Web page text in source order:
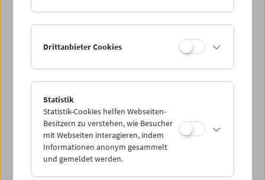
So 4.4.
PROGRAMM ÜBERBLICK
Drittanbieter Cookies
Statistik
Statistik-Cookies helfen Webseiten-
Besitzern zu verstehen, wie Besucher
mit Webseiten interagieren, indem
Informationen anonym gesammelt
und gemeldet werden.